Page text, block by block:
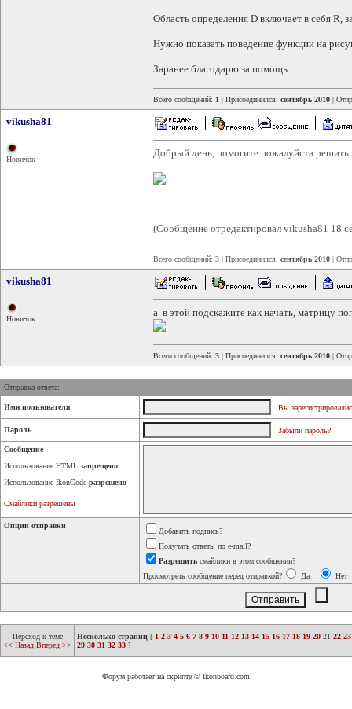
Область определения D включает в себя R,
Нужно показать поведение функции на
Заранее благодарю за помощь.
Всего сообщений: 1 | Присоединился: сентябрь 2010 |
vikusha81
Новичок
Добрый день, помогите пожалуйста решить
(Сообщение отредактировал vikusha81 18
Всего сообщений: 3 | Присоединился: сентябрь 2010 |
vikusha81
Новичок
а в этой подскажите как начать, матрицу
Всего сообщений: 3 | Присоединился: сентябрь 2010 |
Отправка ответа:
Имя пользователя Вы
Пароль Забыли пароль?
Сообщение
Использование HTML запрещено
Использование IkonCode разрешено
Смайлики разрешены
Опции отправки
Добавить подпись?
Получать ответы по e-mail?
Разрешить смайлики в этом сообщении?
Просмотреть сообщение перед отправкой?
Да Нет
Переход к теме
<< Назад Вперед >>
Несколько страниц [ 1 2 3 4 5 6 7 8 9 10 11 12 13 14 15 16 17 18 19 20 21 22 23
29 30 31 32 33 ]
Форум работает на скрипте © Ikonboard.com